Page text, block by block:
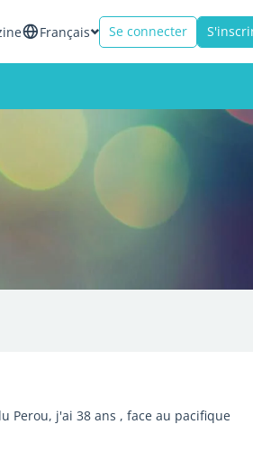
Français Se connecter
Perou, j'ai 38 ans , face au pacifique